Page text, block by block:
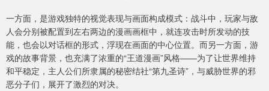
一方面，是游戏独特的视觉表现与画面构成模式：战斗中，玩家与敌
人会分别被配置到左右两边的漫画画框中，就连攻击时所发动的技
能，也会以对话框的形式，浮现在画面的中心位置。而另一方面，游
戏的故事背景，也充满了浓重的“王道漫画”风格——为了让世界维持
和平稳定，主人公们所隶属的秘密结社“第九圣诗”，与威胁世界的邪
恶分子们，展开了激烈的对决。